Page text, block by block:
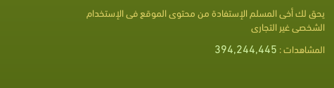
يحق لك أخى المسلم الإستفادة من محتوى الموقع فى الإستخدام
الشخصى غير التجارى
المشاهدات : 394,244,445